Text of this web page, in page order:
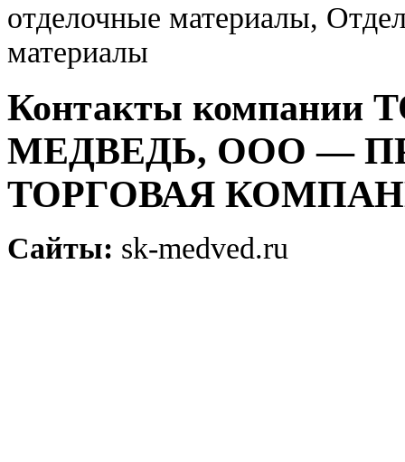
отделочные материалы,
материалы
Контакты
МЕДВЕДЬ, ООО —
ТОРГОВАЯ
Сайты: sk-medved.ru